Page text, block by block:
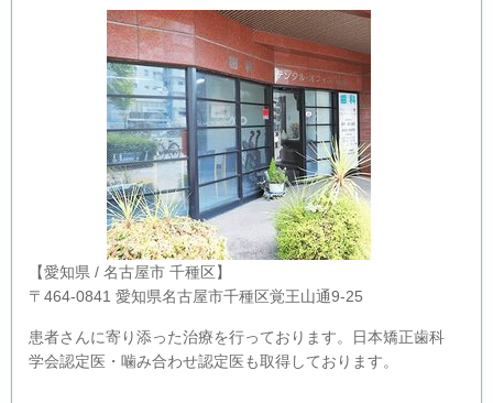
【愛知県 / 名古屋市 千種区】
〒464-0841 愛知県名古屋市千種区覚王山通9-25
患者さんに寄り添った治療を行っております。日本矯正歯科
学会認定医・噛み合わせ認定医も取得しております。